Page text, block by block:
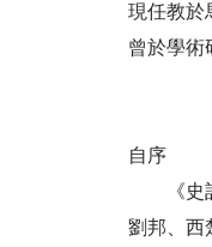
現任教於
曾於學術
自序
《史記
劉邦、西